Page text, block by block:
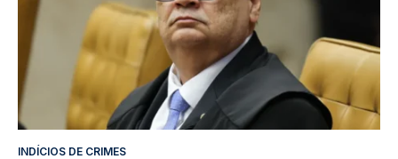
INDÍCIOS DE CRIMES